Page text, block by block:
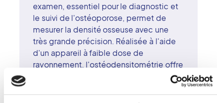
examen, essentiel pour le diagnostic et
le suivi de l'ostéoporose, permet de
mesurer la densité osseuse avec une
très grande précision. Réalisée à l'aide
d'un appareil à faible dose de
rayonnement, l'ostéodensitométrie offre
une évaluation fiable et sécurisée. Les